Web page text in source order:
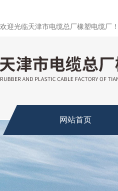
欢迎光临天津市电缆总厂橡塑电缆厂！
网站首页